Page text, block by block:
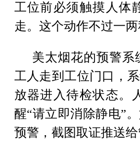
工位前必须触摸人体
走。这个动作不过一
美太烟花的预警
工人走到工位门口，
放器进入待检状态。
醒“请立即消除静电”
预警，截图取证推送